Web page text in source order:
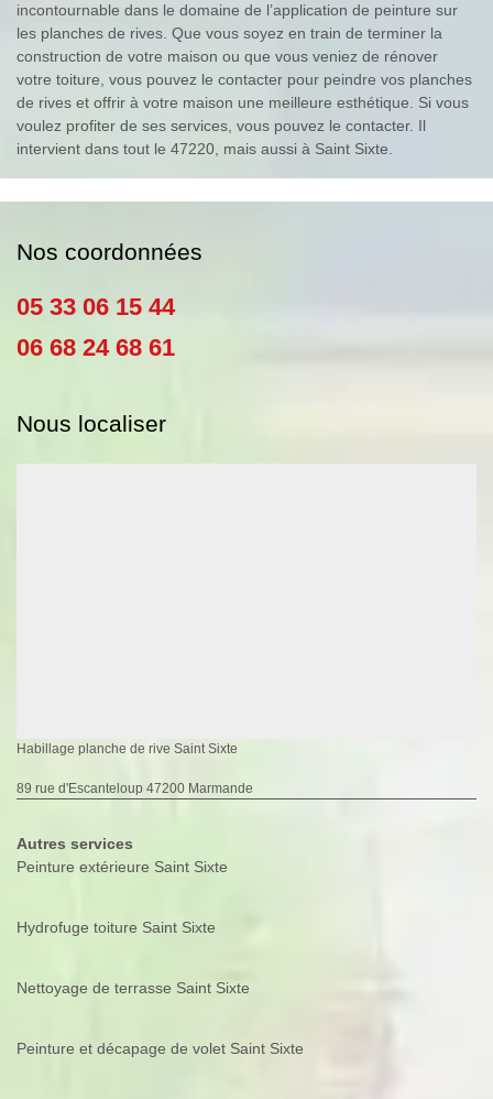
incontournable dans le domaine de l’application de peinture sur
les planches de rives. Que vous soyez en train de terminer la
construction de votre maison ou que vous veniez de rénover
votre toiture, vous pouvez le contacter pour peindre vos planches
de rives et offrir à votre maison une meilleure esthétique. Si vous
voulez profiter de ses services, vous pouvez le contacter. Il
intervient dans tout le 47220, mais aussi à Saint Sixte.
Nos coordonnées
05 33 06 15 44
06 68 24 68 61
Nous localiser
Habillage planche de rive Saint Sixte
89 rue d'Escanteloup 47200 Marmande
Autres services
Peinture extérieure Saint Sixte
Hydrofuge toiture Saint Sixte
Nettoyage de terrasse Saint Sixte
Peinture et décapage de volet Saint Sixte